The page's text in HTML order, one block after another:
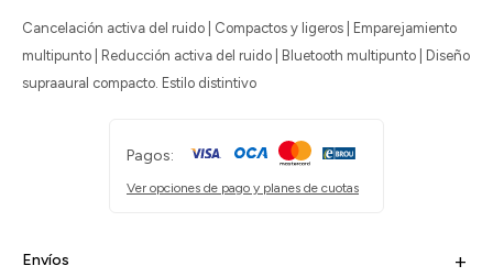
Cancelación activa del ruido | Compactos y ligeros | Emparejamiento
multipunto | Reducción activa del ruido | Bluetooth multipunto | Diseño
supraaural compacto. Estilo distintivo
Pagos:
Ver opciones de pago y planes de cuotas
Envíos